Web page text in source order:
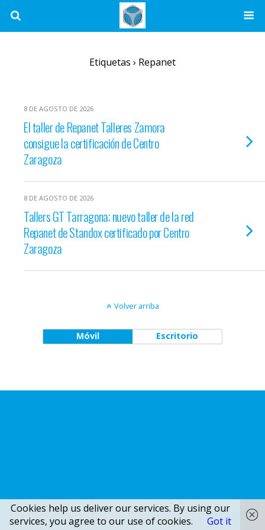
Etiquetas › Repanet
8 DE AGOSTO DE 2026
El taller de Repanet Talleres Zamora
consigue la certificación de Centro
Zaragoza
8 DE AGOSTO DE 2026
Tallers GT Tarragona; nuevo taller de la red
Repanet de Standox certificado por Centro
Zaragoza
Volver arriba
Móvil Escritorio
Cookies help us deliver our services. By using our
services, you agree to our use of cookies.
Got it